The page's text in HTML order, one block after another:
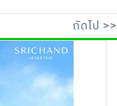
ถัดไป >>